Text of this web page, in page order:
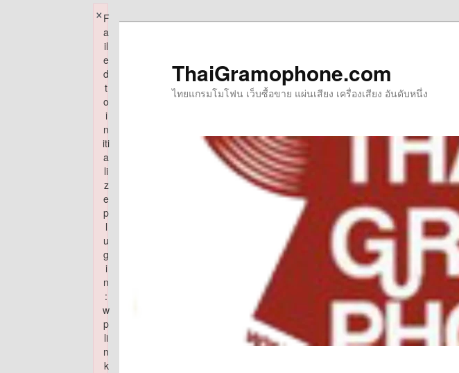
ThaiGramophone.com
ไทยแกรมโมโฟน เว็บซื้อขาย แผ่นเสียง เครื่องเสียง อันดับหนึ่ง
F
a
il
e
d
t
o
i
n
iti
a
li
z
e
p
l
u
g
i
n
:
w
p
li
n
k
×